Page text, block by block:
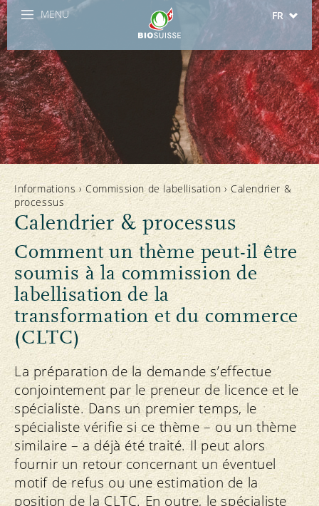
MENU FR
IT
Informations ›Commission de labellisation›Calendrier &
processus
Calendrier & processus
Comment un thème peut-il être
soumis à la commission de
labellisation de la
transformation et du commerce
(CLTC)
La préparation de la demande s’effectue
conjointement par le preneur de licence et le
spécialiste. Dans un premier temps, le
spécialiste vérifie si ce thème – ou un thème
similaire – a déjà été traité. Il peut alors
fournir un retour concernant un éventuel
motif de refus ou une estimation de la
position de la CLTC. En outre, le spécialiste